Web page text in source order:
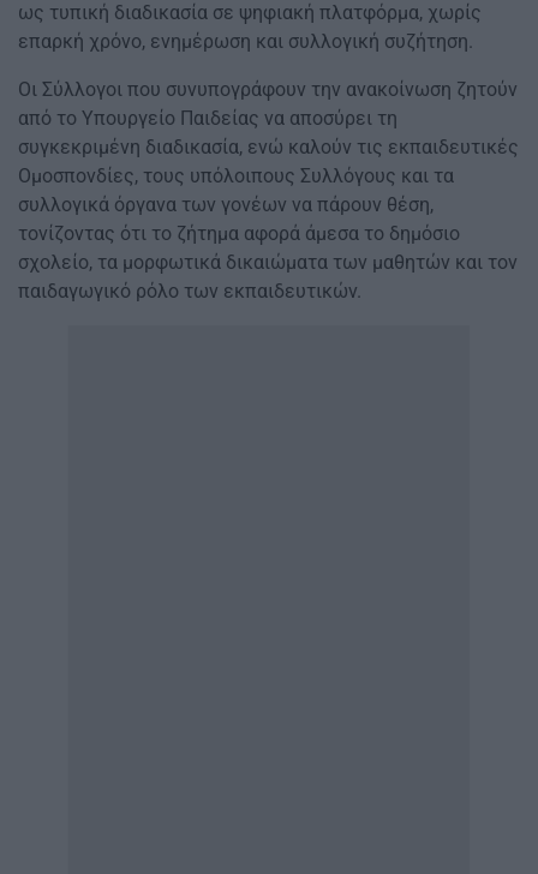
ως τυπική διαδικασία σε ψηφιακή πλατφόρμα, χωρίς
επαρκή χρόνο, ενημέρωση και συλλογική συζήτηση.
Οι Σύλλογοι που συνυπογράφουν την ανακοίνωση ζητούν
από το Υπουργείο Παιδείας να αποσύρει τη
συγκεκριμένη διαδικασία, ενώ καλούν τις εκπαιδευτικές
Ομοσπονδίες, τους υπόλοιπους Συλλόγους και τα
συλλογικά όργανα των γονέων να πάρουν θέση,
τονίζοντας ότι το ζήτημα αφορά άμεσα το δημόσιο
σχολείο, τα μορφωτικά δικαιώματα των μαθητών και τον
παιδαγωγικό ρόλο των εκπαιδευτικών.